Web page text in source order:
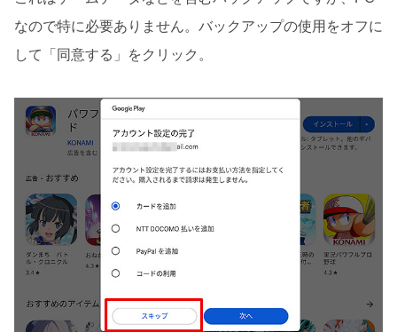
なので特に必要ありません。バックアップの使用をオフに
して「同意する」をクリック。